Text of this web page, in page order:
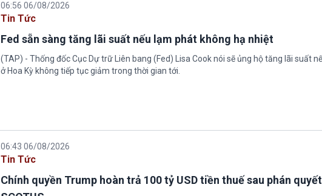
06:56 06/08/2026
Tin Tức
Fed sẵn sàng tăng lãi suất nếu lạm phát không hạ nhiệt
(TAP) - Thống đốc Cục Dự trữ Liên bang (Fed) Lisa Cook nói sẽ ủng hộ tăng lãi suất
ở Hoa Kỳ không tiếp tục giảm trong thời gian tới.
06:43 06/08/2026
Tin Tức
Chính quyền Trump hoàn trả 100 tỷ USD tiền thuế sau phán